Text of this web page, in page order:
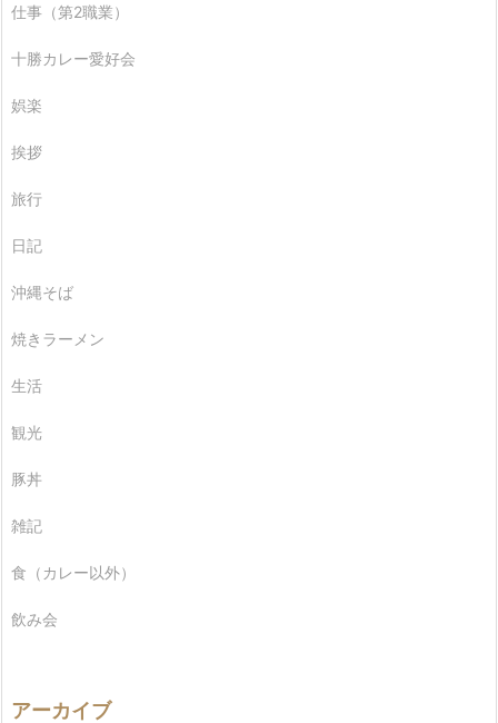
仕事（第2職業）
十勝カレー愛好会
娯楽
挨拶
旅行
日記
沖縄そば
焼きラーメン
生活
観光
豚丼
雑記
食（カレー以外）
飲み会
アーカイブ